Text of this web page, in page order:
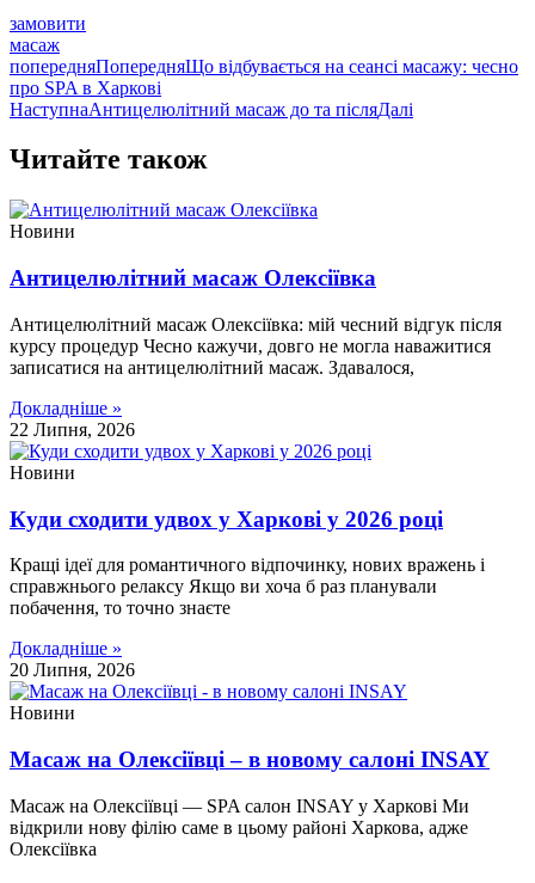
замовити
масаж
попередняПопередняЩо відбувається на сеансі масажу: чесно
про SPA в Харкові
НаступнаАнтицелюлітний масаж до та післяДалі
Читайте також
Новини
Антицелюлітний масаж Олексіївка
Антицелюлітний масаж Олексіївка: мій чесний відгук після
курсу процедур Чесно кажучи, довго не могла наважитися
записатися на антицелюлітний масаж. Здавалося,
Докладніше »
22 Липня, 2026
Новини
Куди сходити удвох у Харкові у 2026 році
Кращі ідеї для романтичного відпочинку, нових вражень і
справжнього релаксу Якщо ви хоча б раз планували
побачення, то точно знаєте
Докладніше »
20 Липня, 2026
Новини
Масаж на Олексіївці – в новому салоні INSAY
Масаж на Олексіївці — SPA салон INSAY у Харкові Ми
відкрили нову філію саме в цьому районі Харкова, адже
Олексіївка